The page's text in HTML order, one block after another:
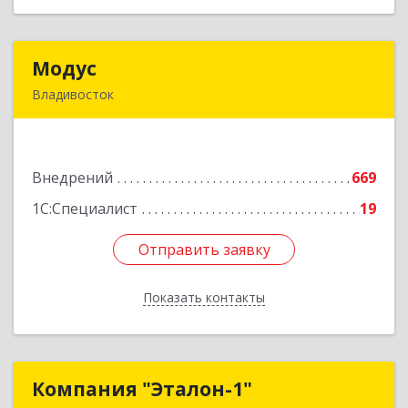
Модус
Владивосток
Внедрений
669
1С:Специалист
19
Отправить заявку
Показать контакты
Подробнее
Отправить заявку
Назад
Компания "Эталон-1"Компания "Эталон-1"